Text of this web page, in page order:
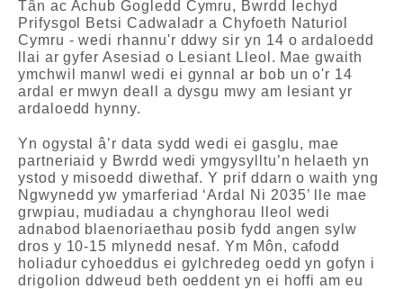
Tân ac Achub Gogledd Cymru, Bwrdd Iechyd
Prifysgol Betsi Cadwaladr a Chyfoeth Naturiol
Cymru - wedi rhannu'r ddwy sir yn 14 o ardaloedd
llai ar gyfer Asesiad o Lesiant Lleol. Mae gwaith
ymchwil manwl wedi ei gynnal ar bob un o'r 14
ardal er mwyn deall a dysgu mwy am lesiant yr
ardaloedd hynny.
Yn ogystal â’r data sydd wedi ei gasglu, mae
partneriaid y Bwrdd wedi ymgysylltu’n helaeth yn
ystod y misoedd diwethaf. Y prif ddarn o waith yng
Ngwynedd yw ymarferiad ‘Ardal Ni 2035’ lle mae
grwpiau, mudiadau a chynghorau lleol wedi
adnabod blaenoriaethau posib fydd angen sylw
dros y 10-15 mlynedd nesaf. Ym Môn, cafodd
holiadur cyhoeddus ei gylchredeg oedd yn gofyn i
drigolion ddweud beth oeddent yn ei hoffi am eu